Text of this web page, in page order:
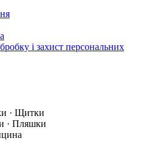
і захист персональних
· Щитки
· Пляшки